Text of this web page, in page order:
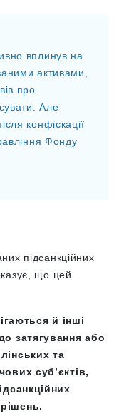
вплинув на
активами,
про
Але
конфіскації
Фонду
підсанкційних
що цей
й інші
затягування або
та
суб’єктів,